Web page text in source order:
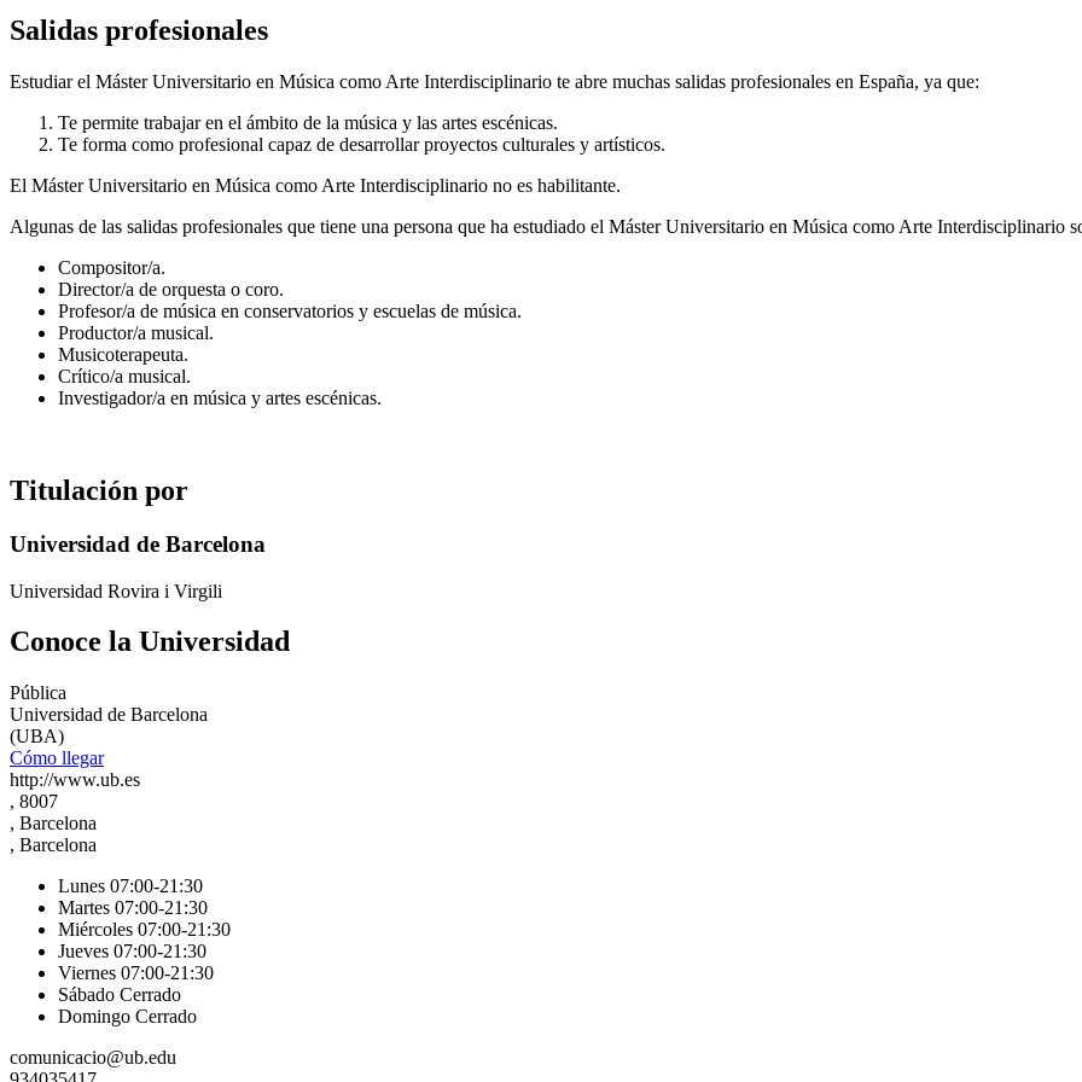
Salidas profesionales
Estudiar el Máster Universitario en Música como Arte Interdisciplinario te abre muchas salidas profesionales en España, ya que:
Te permite trabajar en el ámbito de la música y las artes escénicas.
Te forma como profesional capaz de desarrollar proyectos culturales y artísticos.
El Máster Universitario en Música como Arte Interdisciplinario no es habilitante.
Algunas de las salidas profesionales que tiene una persona que ha estudiado el Máster Universitario en Música como Arte Interdisciplinario
Compositor/a.
Director/a de orquesta o coro.
Profesor/a de música en conservatorios y escuelas de música.
Productor/a musical.
Musicoterapeuta.
Crítico/a musical.
Investigador/a en música y artes escénicas.
Titulación por
Universidad de Barcelona
Universidad Rovira i Virgili
Conoce la Universidad
Pública
Universidad de Barcelona
(UBA)
Cómo llegar
http://www.ub.es
, 8007
, Barcelona
, Barcelona
Lunes 07:00-21:30
Martes 07:00-21:30
Miércoles 07:00-21:30
Jueves 07:00-21:30
Viernes 07:00-21:30
Sábado Cerrado
Domingo Cerrado
comunicacio@ub.edu